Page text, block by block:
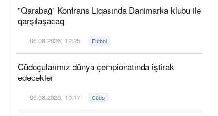
"Qarabağ" Konfrans Liqasında Danimarka klubu ilə
qarşılaşacaq
06.08.2026, 12:25 Futbol
Cüdoçularımız dünya çempionatında iştirak
edəcəklər
06.08.2026, 10:17 Cüdo